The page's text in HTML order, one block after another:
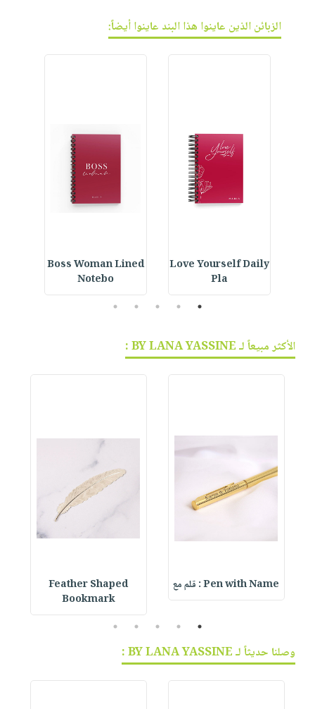
الزبائن الذين عاينوا هذا البند عاينوا أيضاً:
Love Yourself Daily
Pla
Boss Woman Lined
Notebo
1
2
3
4
5
الأكثر مبيعاً لـ BY LANA YASSINE :
Pen with Name : قلم مع
Feather Shaped
Bookmark
1
2
3
4
5
وصلنا حديثاً لـ BY LANA YASSINE :